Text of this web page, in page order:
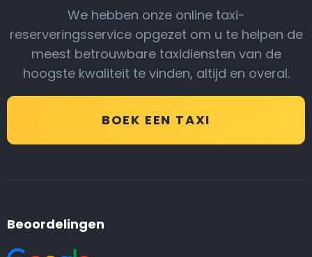
We hebben onze online taxi-
reserveringsservice opgezet om u te helpen de
meest betrouwbare taxidiensten van de
hoogste kwaliteit te vinden, altijd en overal.
BOEK EEN TAXI
Beoordelingen